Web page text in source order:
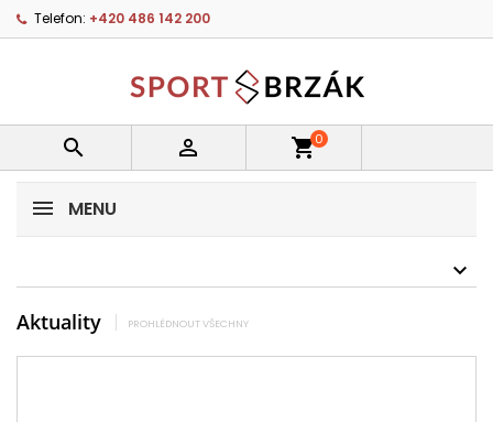
Telefon: +420 486 142 200
  shopping_cart0
MENU
Aktuality PROHLÉDNOUT VŠECHNY